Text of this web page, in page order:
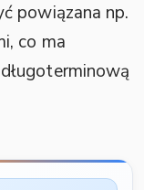
powiązana np.
co ma